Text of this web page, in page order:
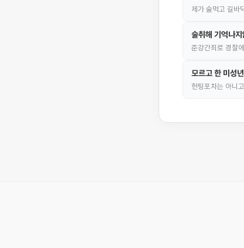
제가 술먹고 길바
술취해 기억나
준강간죄로 경찰
모르고 한 미성
헌팅포차는 아니